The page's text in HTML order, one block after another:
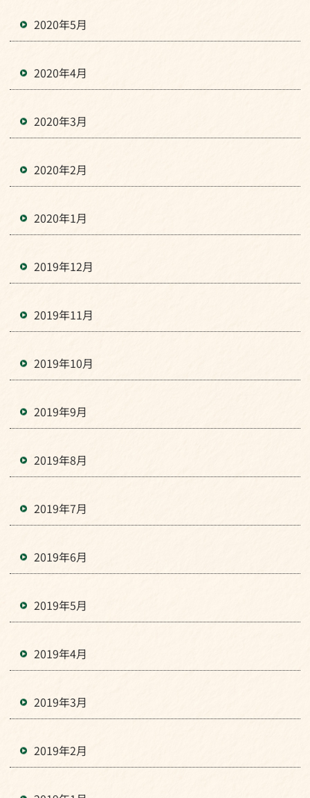
2020年5月
2020年4月
2020年3月
2020年2月
2020年1月
2019年12月
2019年11月
2019年10月
2019年9月
2019年8月
2019年7月
2019年6月
2019年5月
2019年4月
2019年3月
2019年2月